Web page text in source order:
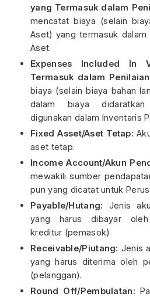
yang Termasuk dalam
mencatat biaya (selain
Aset) yang termasuk
Aset.
Expenses Included In
Termasuk dalam
biaya (selain biaya bahan
dalam biaya
digunakan dalam Inventaris
Fixed Asset/Aset Tetap:
aset tetap.
Income Account/Akun
mewakili sumber
pun yang dicatat untuk
Payable/Hutang: Jenis
yang harus dibayar oleh
kreditur (pemasok).
Receivable/Piutang: Jenis
yang harus diterima oleh
(pelanggan).
Round Off/Pembulatan: